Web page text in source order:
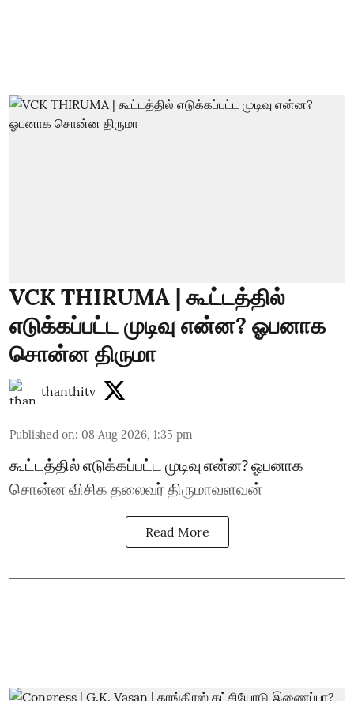
VCK THIRUMA | கூட்டத்தில்
எடுக்கப்பட்ட முடிவு என்ன? ஓபனாக
சொன்ன திருமா
thanthitv
Published on: 08 Aug 2026, 1:35 pm
கூட்டத்தில் எடுக்கப்பட்ட முடிவு என்ன? ஓபனாக
சொன்ன விசிக தலைவர் திருமாவளவன்
Read More